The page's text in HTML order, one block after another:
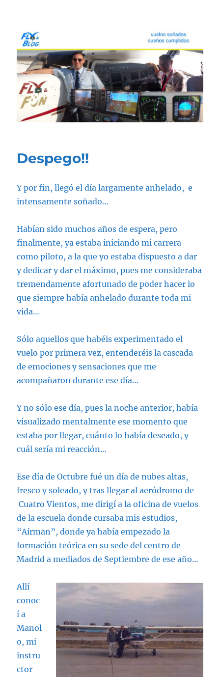
Despego!!
Y por fin, llegó el día largamente anhelado, e
intensamente soñado…
Habían sido muchos años de espera, pero
finalmente, ya estaba iniciando mi carrera
como piloto, a la que yo estaba dispuesto a dar
y dedicar y dar el máximo, pues me consideraba
tremendamente afortunado de poder hacer lo
que siempre había anhelado durante toda mi
vida…
Sólo aquellos que habéis experimentado el
vuelo por primera vez, entenderéis la cascada
de emociones y sensaciones que me
acompañaron durante ese día…
Y no sólo ese día, pues la noche anterior, había
visualizado mentalmente ese momento que
estaba por llegar, cuánto lo había deseado, y
cuál sería mi reacción…
Ese día de Octubre fué un día de nubes altas,
fresco y soleado, y tras llegar al aeródromo de
Cuatro Vientos, me dirigí a la oficina de vuelos
de la escuela donde cursaba mis estudios,
“Airman”, donde ya había empezado la
formación teórica en su sede del centro de
Madrid a mediados de Septiembre de ese año…
Allí
conoc
í a
Manol
o, mi
instru
ctor